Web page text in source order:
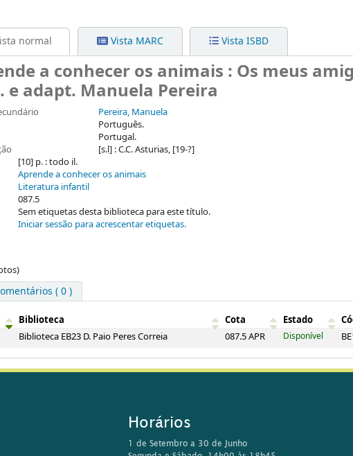
normal Vista MARC Vista ISBD
a conhecer os animais : Os meus
e adapt. Manuela Pereira
Pereira, Manuela
Português.
Portugal.
[s.l] : C.C. Asturias, [19-?]
[10] p. : todo il.
Aprende a conhecer os animais
Literatura infantil
087.5
Sem etiquetas desta biblioteca para este título.
Iniciar sessão para acrescentar etiquetas.
( 0 )
Biblioteca Cota Estado
Biblioteca EB23 D. Paio Peres Correia 087.5 APR Disponível
Horários
1 de Setembro a 30 de Junho